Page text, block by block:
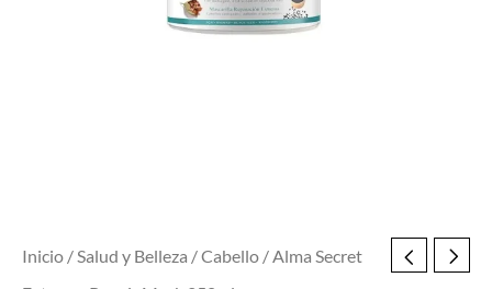
Inicio /Salud y Belleza /Cabello / Alma Secret